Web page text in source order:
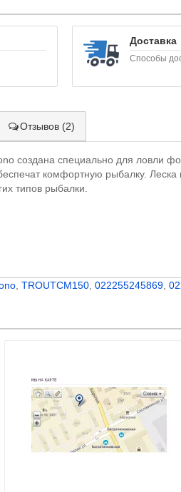
Доставка
Способы
Отзывов (2)
создана специально для ловли
комфортную рыбалку.
типов рыбалки.
TROUTCM150 022255245869